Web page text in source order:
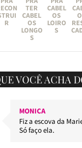
R
TER
CABEL
OS
LONGO
S
CABEL
OS
LOIRO
S
VOCÊ ACHA
MONICA
Fiz a escova da
Só faço ela.